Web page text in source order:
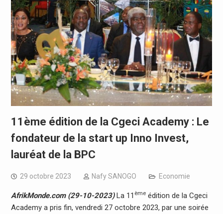
11ème édition de la Cgeci Academy : Le
fondateur de la start up Inno Invest,
lauréat de la BPC
29 octobre 2023 Nafy SANOGO Economie
AfrikMonde.com (29-10-2023)La 11 èmeédition de la Cgeci
Academy a pris fin, vendredi 27 octobre 2023, par une soirée